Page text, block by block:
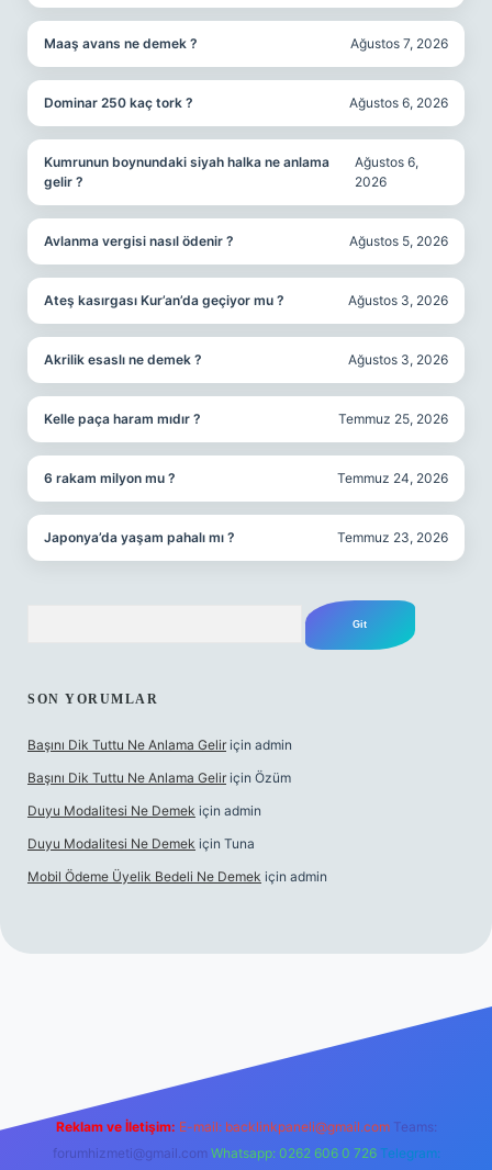
Maaş avans ne demek ? Ağustos 7, 2026
Dominar 250 kaç tork ? Ağustos 6, 2026
Kumrunun boynundaki siyah halka ne anlama
gelir ?
Ağustos 6,
2026
Avlanma vergisi nasıl ödenir ? Ağustos 5, 2026
Ateş kasırgası Kur’an’da geçiyor mu ? Ağustos 3, 2026
Akrilik esaslı ne demek ? Ağustos 3, 2026
Kelle paça haram mıdır ? Temmuz 25, 2026
6 rakam milyon mu ? Temmuz 24, 2026
Japonya’da yaşam pahalı mı ? Temmuz 23, 2026
SON YORUMLAR
Başını Dik Tuttu Ne Anlama Gelir için admin
Başını Dik Tuttu Ne Anlama Gelir için Özüm
Duyu Modalitesi Ne Demek için admin
Duyu Modalitesi Ne Demek için Tuna
Mobil Ödeme Üyelik Bedeli Ne Demek için admin
Reklam ve İletişim: E-mail: backlinkpaneli@gmail.com Teams:
forumhizmeti@gmail.com Whatsapp: 0262 606 0 726 Telegram: